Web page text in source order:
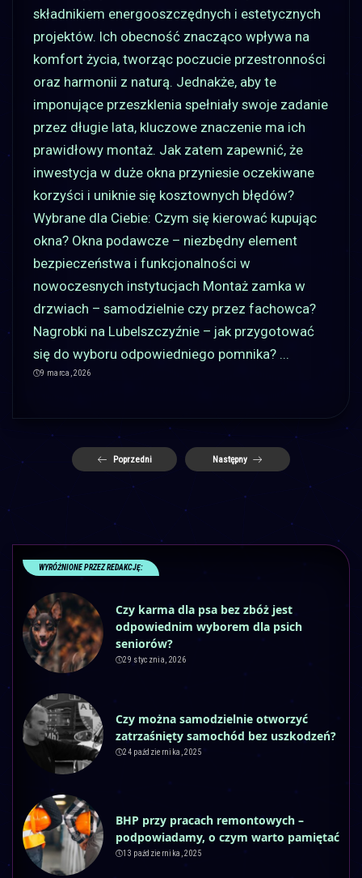
składnikiem energooszczędnych i estetycznych
projektów. Ich obecność znacząco wpływa na
komfort życia, tworząc poczucie przestronności
oraz harmonii z naturą. Jednakże, aby te
imponujące przeszklenia spełniały swoje zadanie
przez długie lata, kluczowe znaczenie ma ich
prawidłowy montaż. Jak zatem zapewnić, że
inwestycja w duże okna przyniesie oczekiwane
korzyści i uniknie się kosztownych błędów?
Wybrane dla Ciebie: Czym się kierować kupując
okna? Okna podawcze – niezbędny element
bezpieczeństwa i funkcjonalności w
nowoczesnych instytucjach Montaż zamka w
drzwiach – samodzielnie czy przez fachowca?
Nagrobki na Lubelszczyźnie – jak przygotować
się do wyboru odpowiedniego pomnika? ...
9 marca, 2026
Poprzedni Następny
WYRÓŻNIONE PRZEZ REDAKCJĘ:
Czy karma dla psa bez zbóż jest
odpowiednim wyborem dla psich
seniorów?
29 stycznia, 2026
Czy można samodzielnie otworzyć
zatrzaśnięty samochód bez uszkodzeń?
24 października, 2025
BHP przy pracach remontowych –
podpowiadamy, o czym warto pamiętać
13 października, 2025